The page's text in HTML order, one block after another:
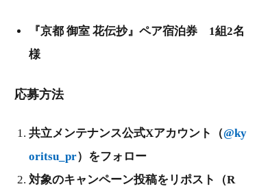
『京都 御室 花伝抄』ペア宿泊券 1組2名
様
応募方法
共立メンテナンス公式Xアカウント（@ky
oritsu_pr）をフォロー
対象のキャンペーン投稿をリポスト（R